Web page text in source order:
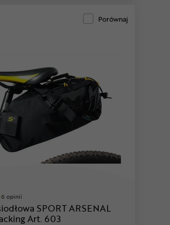
Porównaj
6 opinii
SPORT ARSENAL
Art. 603